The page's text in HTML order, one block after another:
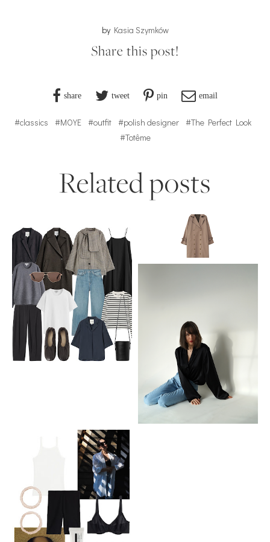
by Kasia Szymków
Share this post!
share tweet pin email
#classics #MOYE #outfit #polish designer
#The Perfect Look
#Totême
Related posts